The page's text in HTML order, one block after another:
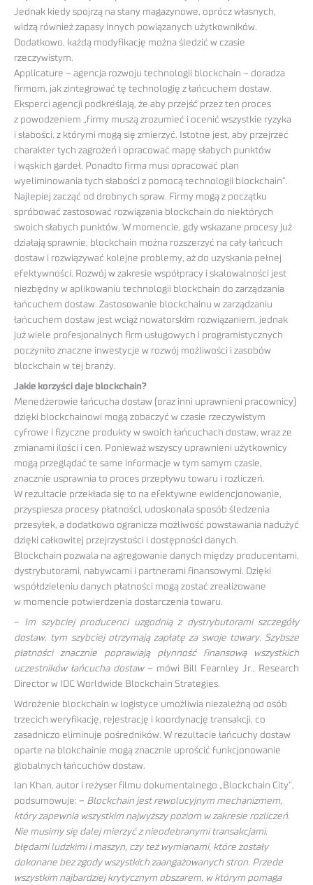
Jednak kiedy spojrzą na stany magazynowe, oprócz własnych,
widzą również zapasy innych powiązanych użytkowników.
Dodatkowo, każdą modyfikację można śledzić w czasie
rzeczywistym.
Applicature – agencja rozwoju technologii blockchain – doradza
firmom, jak zintegrować tę technologię z łańcuchem dostaw.
Eksperci agencji podkreślają, że aby przejść przez ten proces
z powodzeniem „firmy muszą zrozumieć i ocenić wszystkie ryzyka
i słabości, z którymi mogą się zmierzyć. Istotne jest, aby przejrzeć
charakter tych zagrożeń i opracować mapę słabych punktów
i wąskich gardeł. Ponadto firma musi opracować plan
wyeliminowania tych słabości z pomocą technologii blockchain”.
Najlepiej zacząć od drobnych spraw. Firmy mogą z początku
spróbować zastosować rozwiązania blockchain do niektórych
swoich słabych punktów. W momencie, gdy wskazane procesy już
działają sprawnie, blockchain można rozszerzyć na cały łańcuch
dostaw i rozwiązywać kolejne problemy, aż do uzyskania pełnej
efektywności. Rozwój w zakresie współpracy i skalowalności jest
niezbędny w aplikowaniu technologii blockchain do zarządzania
łańcuchem dostaw. Zastosowanie blockchainu w zarządzaniu
łańcuchem dostaw jest wciąż nowatorskim rozwiązaniem, jednak
już wiele profesjonalnych firm usługowych i programistycznych
poczyniło znaczne inwestycje w rozwój możliwości i zasobów
blockchain w tej branży.
Jakie korzyści daje blockchain?
Menedżerowie łańcucha dostaw (oraz inni uprawnieni pracownicy)
dzięki blockchainowi mogą zobaczyć w czasie rzeczywistym
cyfrowe i fizyczne produkty w swoich łańcuchach dostaw, wraz ze
zmianami ilości i cen. Ponieważ wszyscy uprawnieni użytkownicy
mogą przeglądać te same informacje w tym samym czasie,
znacznie usprawnia to proces przepływu towaru i rozliczeń.
W rezultacie przekłada się to na efektywne ewidencjonowanie,
przyspiesza procesy płatności, udoskonala sposób śledzenia
przesyłek, a dodatkowo ogranicza możliwość powstawania nadużyć
dzięki całkowitej przejrzystości i dostępności danych.
Blockchain pozwala na agregowanie danych między producentami,
dystrybutorami, nabywcami i partnerami finansowymi. Dzięki
współdzieleniu danych płatności mogą zostać zrealizowane
w momencie potwierdzenia dostarczenia towaru.
– Im szybciej producenci uzgodnią z dystrybutorami szczegóły
dostaw, tym szybciej otrzymają zapłatę za swoje towary. Szybsze
płatności znacznie poprawiają płynność finansową wszystkich
uczestników łańcucha dostaw– mówi Bill Fearnley Jr., Research
Director w IDC Worldwide Blockchain Strategies.
Wdrożenie blockchain w logistyce umożliwia niezależną od osób
trzecich weryfikację, rejestrację i koordynację transakcji, co
zasadniczo eliminuje pośredników. W rezultacie łańcuchy dostaw
oparte na blokchainie mogą znacznie uprościć funkcjonowanie
globalnych łańcuchów dostaw.
Ian Khan, autor i reżyser filmu dokumentalnego „Blockchain City”,
podsumowuje: – Blockchain jest rewolucyjnym mechanizmem,
który zapewnia wszystkim najwyższy poziom w zakresie rozliczeń.
Nie musimy się dalej mierzyć z nieodebranymi transakcjami,
błędami ludzkimi i maszyn, czy też wymianami, które zostały
dokonane bez zgody wszystkich zaangażowanych stron. Przede
wszystkim najbardziej krytycznym obszarem, w którym pomaga